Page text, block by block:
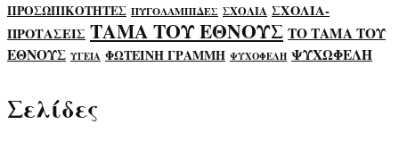
ΠΡΟΣΩΠΙΚΟΤΗΤΕΣ ΠΥΓΟΛΑΜΠΙΔΕΣ ΣΧΟΛΙΑ ΣΧΟΛΙΑ-
ΠΡΟΤΑΣΕΙΣ ΤΑΜΑ ΤΟΥ ΕΘΝΟΥΣ ΤΟ ΤΑΜΑ ΤΟΥ
ΕΘΝΟΥΣ ΥΓΕΙΑ ΦΩΤΕΙΝΗ ΓΡΑΜΜΗ ΨΥΧΟΦΕΛΗ ΨΥΧΩΦΕΛΗ
Σελίδες